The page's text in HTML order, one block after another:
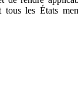
tous les États